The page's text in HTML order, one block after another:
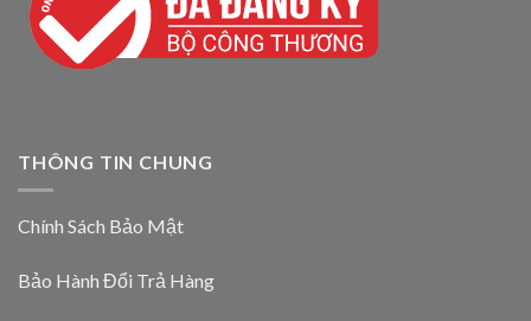
THÔNG TIN CHUNG
Chính Sách Bảo Mật
Bảo Hành Đổi Trả Hàng